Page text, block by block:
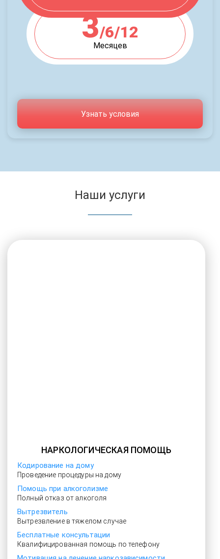
3/6/12
Месяцев
Узнать условия
Наши услуги
НАРКОЛОГИЧЕСКАЯ ПОМОЩЬ
Кодирование на дому
Проведение процедуры на дому
Помощь при алкоголизме
Полный отказ от алкоголя
Вытрезвитель
Вытрезвление в тяжелом случае
Бесплатные консультации
Квалифицированная помощь по телефону